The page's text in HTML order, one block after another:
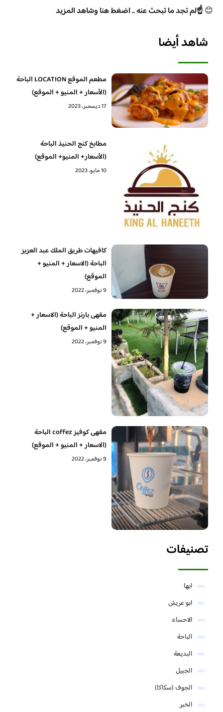
😊☝️لم تجد ما تبحث عنه .. اضغط هنا وشاهد المزيد
شاهد أيضا
مطعم الموقع LOCATION الباحة
(الأسعار + المنيو + الموقع)
17 ديسمبر، 2023
مطابخ كنج الحنيذ الباحة
(الأسعار+ المنيو+ الموقع)
10 مايو، 2023
كافيهات طريق الملك عبد العزيز
الباحة (الاسعار + المنيو +
الموقع)
9 نوفمبر، 2022
مقهى بارنز الباحة (الاسعار +
المنيو + الموقع)
9 نوفمبر، 2022
مقهى كوفيز coffez الباحة
(الاسعار + المنيو + الموقع)
9 نوفمبر، 2022
تصنيفات
ابها
ابو عريش
الاحساء
الباحة
البديعة
الجبيل
الجوف (سكاكا)
الخبر